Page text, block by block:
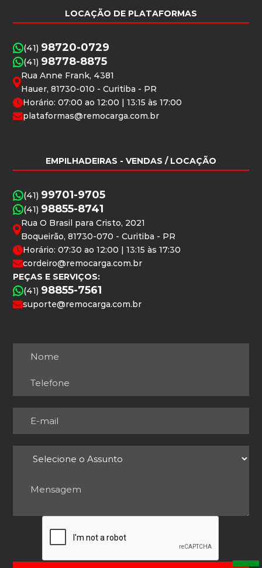
LOCAÇÃO DE PLATAFORMAS
(41) 98720-0729
(41) 98778-8875
Rua Anne Frank, 4381
Hauer, 81730-010 - Curitiba - PR
Horário: 07:00 ao 12:00 | 13:15 às 17:00
plataformas@remocarga.com.br
EMPILHADEIRAS - VENDAS / LOCAÇÃO
(41) 99701-9705
(41) 98855-8741
Rua O Brasil para Cristo, 2021
Boqueirão, 81730-070 - Curitiba - PR
Horário: 07:30 ao 12:00 | 13:15 às 17:30
cordeiro@remocarga.com.br
PEÇAS E SERVIÇOS:
(41) 98855-7561
suporte@remocarga.com.br